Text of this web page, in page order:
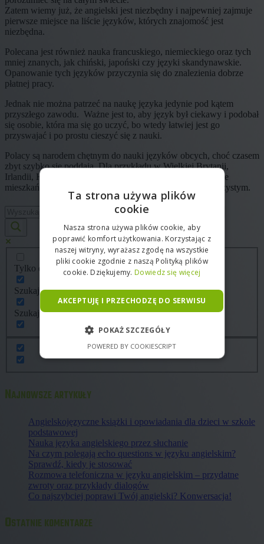
Zatem wiemy już, że angielski jest niezbędny i najpewniej zajmuje
pierwsze miejsce na liście języków, których znajomość jest
niezbędna.
Polecana jest również nauka francuskiego, niemieckiego oraz tych
mniej znanych, jak chiński, japoński czy języki skandynawskie.
Opanowanie tych języków przyczynia się do znalezienia dobrze
płatnej pracy.
Jednak nie można patrzeć na naukę języka jedynie pod kątem
przyszłego zawodu. Ważne jest to, aby język był ciekawy i podobał
się osobie, która ma się go uczyć, bo wtedy łatwiej jest go
przyswajać i po prostu cieszyć się z nauki.
Polacy są narodem chętnym do nauki języków obcych, choć czasem
zbyt szybko się poddają. Dla przykładu w Wielkiej Brytanii,
Irlandii, Hiszpanii, Portugalii, czy Włoszech aż dwie trzecie
mieszkańców posługuje się tylko i wyłącznie językiem ojczystym.
Tylko dokładne dopasowania
Szukaj w tytule
Szukaj w treści
Najnowsze artykuły
Angielskojęzyczne książki i opowiadania dla dzieci w szkole
podstawowej
Nauka języka angielskiego przez słuchanie
Na czym polegają echo questions w języku angielskim?
Sprawdź, kiedy je stosować
Rozmowa telefoniczna w języku angielskim – przydatne
zwroty oraz przykłady dialogów
Co najszybciej poprawi Twój angielski? Konwersacja!
Ostatnie komentarze
Ta strona używa plików
cookie
Nasza strona używa plików cookie, aby
poprawić komfort użytkowania. Korzystając z
naszej witryny, wyrażasz zgodę na wszystkie
pliki cookie zgodnie z naszą Polityką plików
cookie. Dziękujemy. Dowiedz się więcej
AKCEPTUJĘ I PRZECHODZĘ DO SERWISU
POKAŻ SZCZEGÓŁY
POWERED BY COOKIESCRIPT